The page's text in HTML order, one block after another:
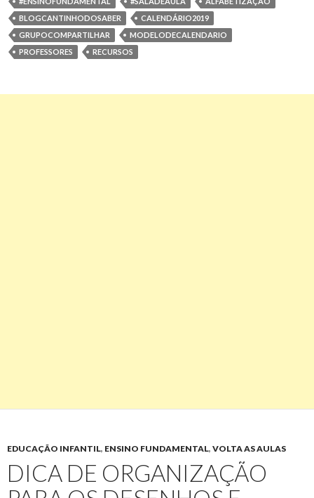
BLOGCANTINHODOSABER
CALENDÁRIO2019
GRUPOCOMPARTILHAR
MODELODECALENDARIO
PROFESSORES
RECURSOS
EDUCAÇÃO INFANTIL, ENSINO FUNDAMENTAL, VOLTA AS AULAS
DICA DE ORGANIZAÇÃO